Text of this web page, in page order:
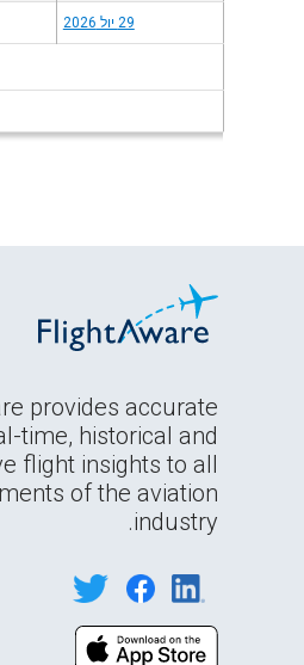
29 יול 2026
provides accurate
time, historical and
flight insights to all
of the aviation
industry.